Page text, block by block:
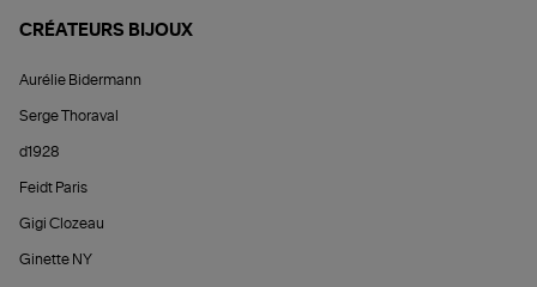
CRÉATEURS BIJOUX
Aurélie Bidermann
Serge Thoraval
d1928
Feidt Paris
Gigi Clozeau
Ginette NY